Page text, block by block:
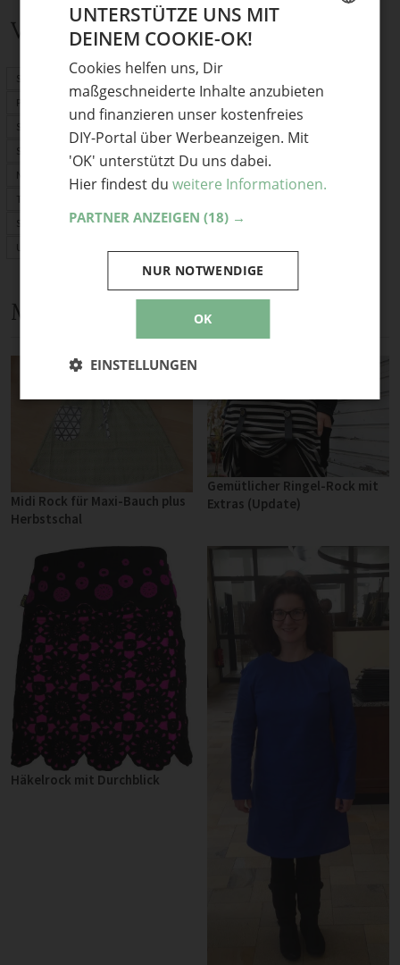
Verwandte Themen
Schnittmuster
PDF-Schnittmuster
Stoffrechner
Stofflexikon
Nählexikon
Tasche selber machen
Selber nähen
Upcycling
Mehr Anleitungen und DIY-Ideen
Midi Rock für Maxi-Bauch plus
Herbstschal
Gemütlicher Ringel-Rock mit
Extras (Update)
Häkelrock mit Durchblick
UNTERSTÜTZE UNS MIT
DEINEM COOKIE-OK!
Cookies helfen uns, Dir
maßgeschneiderte Inhalte anzubieten
und finanzieren unser kostenfreies
DIY-Portal über Werbeanzeigen. Mit
'OK' unterstützt Du uns dabei.
Hier findest du weitere Informationen.
PARTNER ANZEIGEN (18) →
OK
NUR NOTWENDIGE
EINSTELLUNGEN